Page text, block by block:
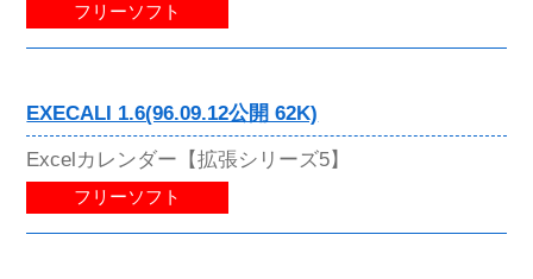
フリーソフト
EXECALI 1.6(96.09.12公開 62K)
Excelカレンダー【拡張シリーズ5】
フリーソフト